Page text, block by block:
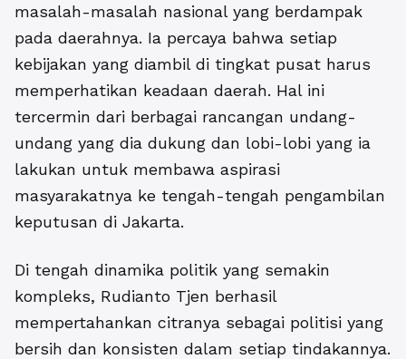
masalah-masalah nasional yang berdampak
pada daerahnya. Ia percaya bahwa setiap
kebijakan yang diambil di tingkat pusat harus
memperhatikan keadaan daerah. Hal ini
tercermin dari berbagai rancangan undang-
undang yang dia dukung dan lobi-lobi yang ia
lakukan untuk membawa aspirasi
masyarakatnya ke tengah-tengah pengambilan
keputusan di Jakarta.
Di tengah dinamika politik yang semakin
kompleks, Rudianto Tjen berhasil
mempertahankan citranya sebagai politisi yang
bersih dan konsisten dalam setiap tindakannya.